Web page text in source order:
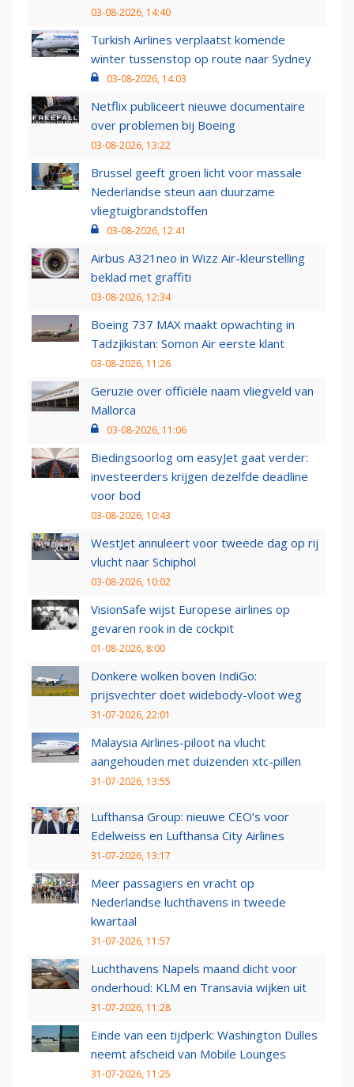
03-08-2026, 14:40
Turkish Airlines verplaatst komende
winter tussenstop op route naar Sydney
03-08-2026, 14:03
Netflix publiceert nieuwe documentaire
over problemen bij Boeing
03-08-2026, 13:22
Brussel geeft groen licht voor massale
Nederlandse steun aan duurzame
vliegtuigbrandstoffen
03-08-2026, 12:41
Airbus A321neo in Wizz Air-kleurstelling
beklad met graffiti
03-08-2026, 12:34
Boeing 737 MAX maakt opwachting in
Tadzjikistan: Somon Air eerste klant
03-08-2026, 11:26
Geruzie over officiële naam vliegveld van
Mallorca
03-08-2026, 11:06
Biedingsoorlog om easyJet gaat verder:
investeerders krijgen dezelfde deadline
voor bod
03-08-2026, 10:43
WestJet annuleert voor tweede dag op rij
vlucht naar Schiphol
03-08-2026, 10:02
VisionSafe wijst Europese airlines op
gevaren rook in de cockpit
01-08-2026, 8:00
Donkere wolken boven IndiGo:
prijsvechter doet widebody-vloot weg
31-07-2026, 22:01
Malaysia Airlines-piloot na vlucht
aangehouden met duizenden xtc-pillen
31-07-2026, 13:55
Lufthansa Group: nieuwe CEO’s voor
Edelweiss en Lufthansa City Airlines
31-07-2026, 13:17
Meer passagiers en vracht op
Nederlandse luchthavens in tweede
kwartaal
31-07-2026, 11:57
Luchthavens Napels maand dicht voor
onderhoud: KLM en Transavia wijken uit
31-07-2026, 11:28
Einde van een tijdperk: Washington Dulles
neemt afscheid van Mobile Lounges
31-07-2026, 11:25